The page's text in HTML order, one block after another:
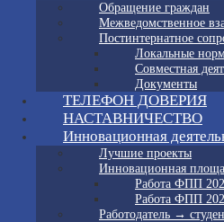
Обращение граждан
Межведомственное
Постинтернатное
Локальные
Совместная
Документы
ТЕЛЕФОН ДОВЕРИЯ
НАСТАВНИЧЕСТВО
Инновационная
Лучшие проекты
Инновационная
Работа ФПП
Работа ФПП
Работодатель →